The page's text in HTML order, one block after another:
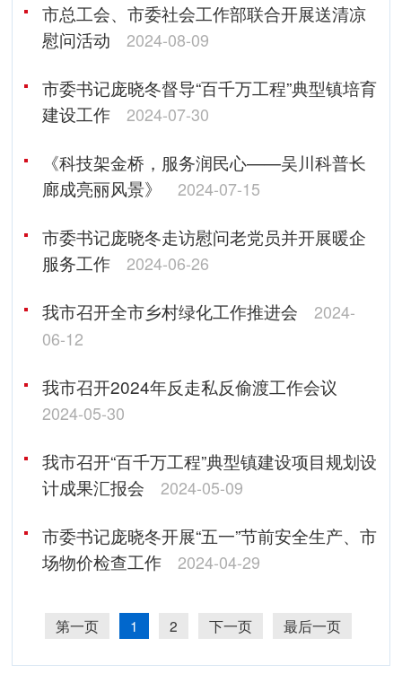
市总工会、市委社会工作部联合开展送清凉
慰问活动
2024-08-09
市委书记庞晓冬督导“百千万工程”典型镇培育
建设工作
2024-07-30
《科技架金桥，服务润民心——吴川科普长
廊成亮丽风景》
2024-07-15
市委书记庞晓冬走访慰问老党员并开展暖企
服务工作
2024-06-26
我市召开全市乡村绿化工作推进会
2024-
06-12
我市召开2024年反走私反偷渡工作会议
2024-05-30
我市召开“百千万工程”典型镇建设项目规划设
计成果汇报会
2024-05-09
市委书记庞晓冬开展“五一”节前安全生产、市
场物价检查工作
2024-04-29
第一页 1 2 下一页 最后一页